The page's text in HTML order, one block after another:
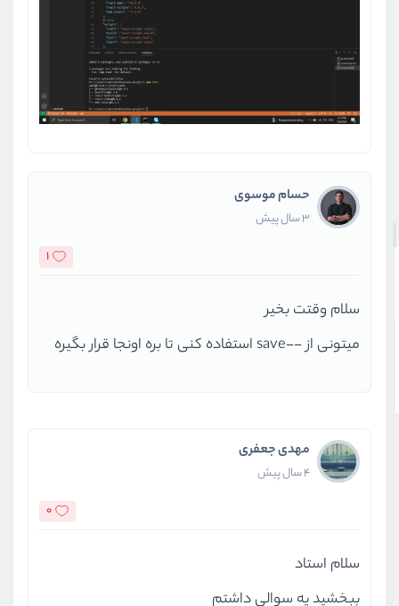
حسام موسوی
3 سال پیش
1
سلام وقتت بخیر
میتونی از --save استفاده کنی تا بره اونجا قرار بگیره
مهدی جعفری
4 سال پیش
0
سلام استاد
ببخشید یه سوالی داشتم